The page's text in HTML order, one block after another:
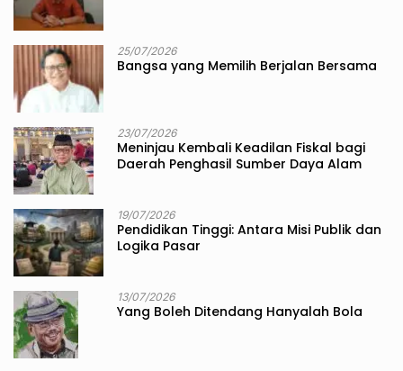
25/07/2026
Bangsa yang Memilih Berjalan Bersama
23/07/2026
Meninjau Kembali Keadilan Fiskal bagi
Daerah Penghasil Sumber Daya Alam
19/07/2026
Pendidikan Tinggi: Antara Misi Publik dan
Logika Pasar
13/07/2026
Yang Boleh Ditendang Hanyalah Bola